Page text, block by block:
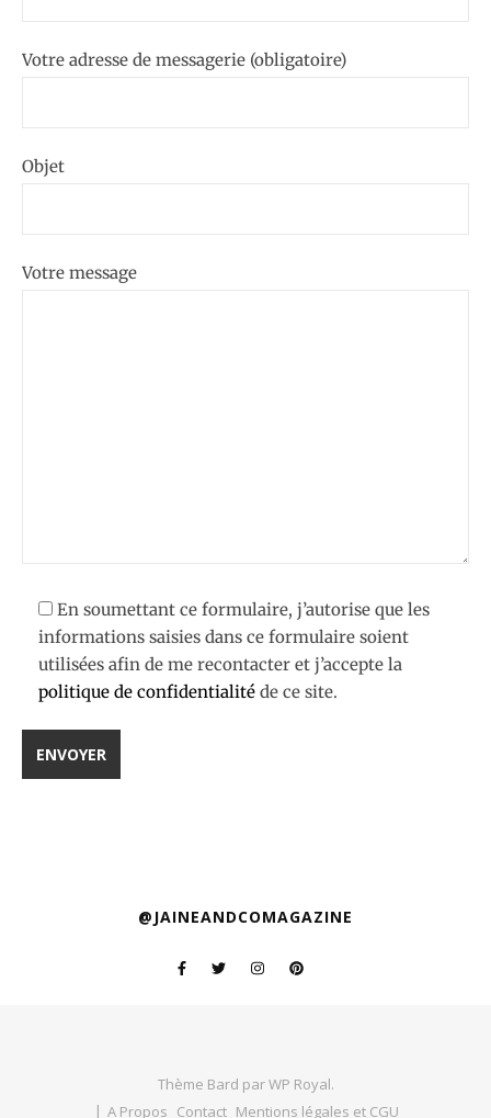
Votre adresse de messagerie (obligatoire)
Objet
Votre message
En soumettant ce formulaire, j’autorise que les
informations saisies dans ce formulaire soient
utilisées afin de me recontacter et j’accepte la
politique de confidentialité de ce site.
@JAINEANDCOMAGAZINE
Thème Bard parWP Royal.
A Propos Contact Mentions légales et CGU